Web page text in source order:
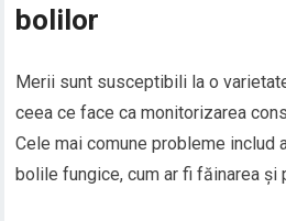
bolilor
Merii sunt susceptibili la o
ceea ce face ca monitorizarea
Cele mai comune probleme includ
bolile fungice, cum ar fi făinarea și